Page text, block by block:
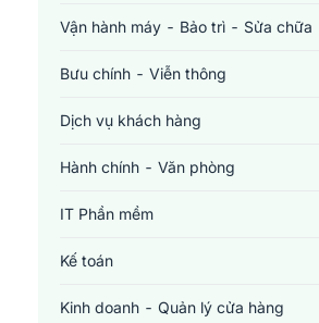
Vận hành máy - Bảo trì - Sửa chữa
Bưu chính - Viễn thông
Dịch vụ khách hàng
Hành chính - Văn phòng
IT Phần mềm
Kế toán
Kinh doanh - Quản lý cửa hàng